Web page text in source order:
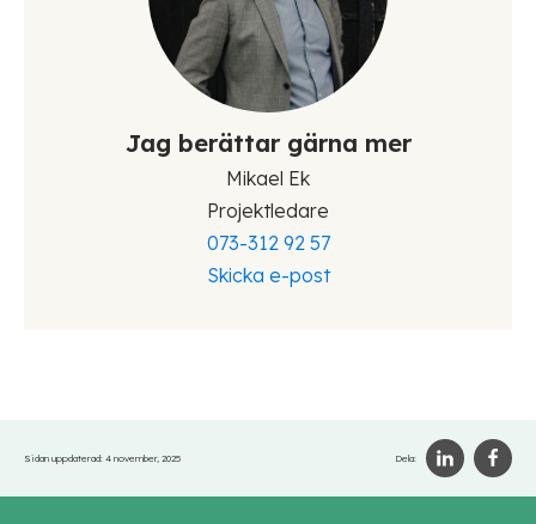
Jag berättar gärna mer
Mikael Ek
Projektledare
073-312 92 57
Skicka e-post
Sidan uppdaterad: 4 november, 2025 Dela: